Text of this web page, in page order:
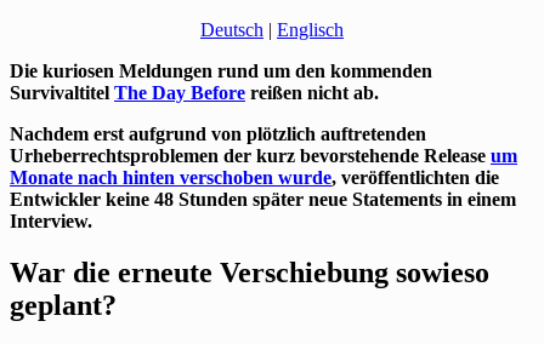
Deutsch | Englisch
Die kuriosen Meldungen rund um den kommenden
Survivaltitel The Day Before reißen nicht ab.
Nachdem erst aufgrund von plötzlich auftretenden
Urheberrechtsproblemen der kurz bevorstehende Release um
Monate nach hinten verschoben wurde, veröffentlichten die
Entwickler keine 48 Stunden später neue Statements in einem
Interview.
War die erneute Verschiebung sowieso
geplant?